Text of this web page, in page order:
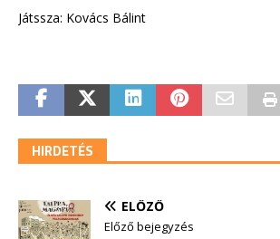
Játssza: Kovács Bálint
HIRDETÉS
ELŐZŐ
Előző bejegyzés